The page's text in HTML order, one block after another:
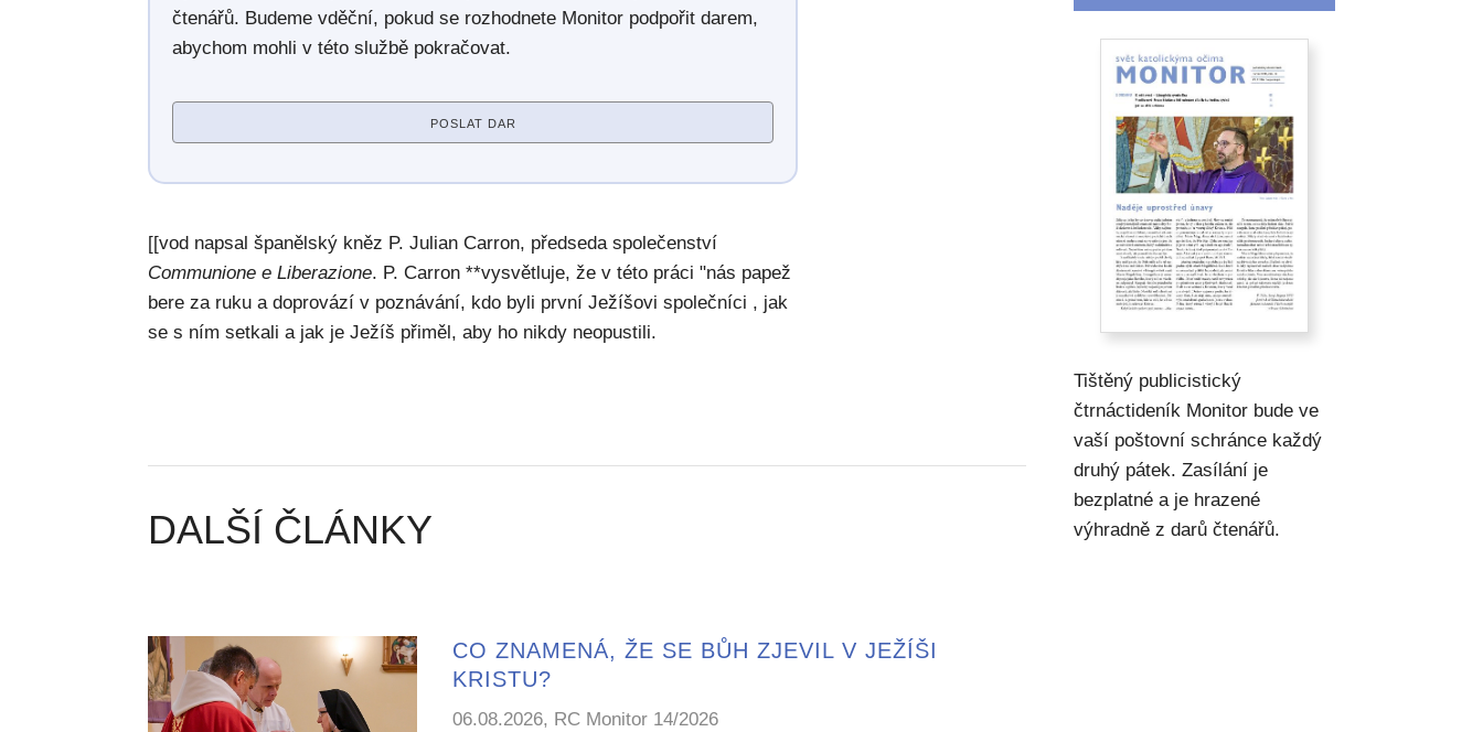
čtenářů. Budeme vděční, pokud se rozhodnete Monitor podpořit darem,
abychom mohli v této službě pokračovat.
POSLAT DAR
[[vod napsal španělský kněz P. Julian Carron, předseda společenství
Communione e Liberazione. P. Carron **vysvětluje, že v této práci "nás papež
bere za ruku a doprovází v poznávání, kdo byli první Ježíšovi společníci , jak
se s ním setkali a jak je Ježíš přiměl, aby ho nikdy neopustili.
DALŠÍ ČLÁNKY
CO ZNAMENÁ, ŽE SE BŮH ZJEVIL V JEŽÍŠI
KRISTU?
06.08.2026, RC Monitor 14/2026
Tištěný publicistický
čtrnáctideník Monitor bude ve
vaší poštovní schránce každý
druhý pátek. Zasílání je
bezplatné a je hrazené
výhradně z darů čtenářů.